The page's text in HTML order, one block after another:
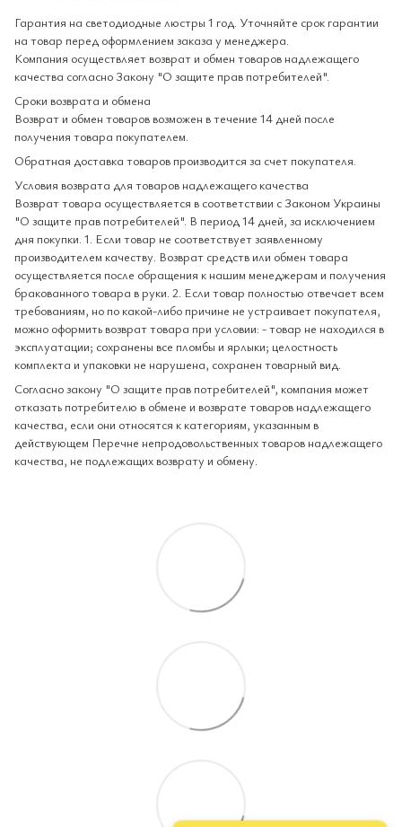
Гарантия на светодиодные люстры 1 год. Уточняйте срок гарантии
на товар перед оформлением заказа у менеджера.
Компания осуществляет возврат и обмен товаров надлежащего
качества согласно Закону "О защите прав потребителей".
Сроки возврата и обмена
Возврат и обмен товаров возможен в течение 14 дней после
получения товара покупателем.
Обратная доставка товаров производится за счет покупателя.
Условия возврата для товаров надлежащего качества
Возврат товара осуществляется в соответствии с Законом Украины
"О защите прав потребителей". В период 14 дней, за исключением
дня покупки. 1. Если товар не соответствует заявленному
производителем качеству. Возврат средств или обмен товара
осуществляется после обращения к нашим менеджерам и получения
бракованного товара в руки. 2. Если товар полностью отвечает всем
требованиям, но по какой-либо причине не устраивает покупателя,
можно оформить возврат товара при условии: - товар не находился в
эксплуатации; сохранены все пломбы и ярлыки; целостность
комплекта и упаковки не нарушена, сохранен товарный вид.
Согласно закону "О защите прав потребителей", компания может
отказать потребителю в обмене и возврате товаров надлежащего
качества, если они относятся к категориям, указанным в
действующем Перечне непродовольственных товаров надлежащего
качества, не подлежащих возврату и обмену.